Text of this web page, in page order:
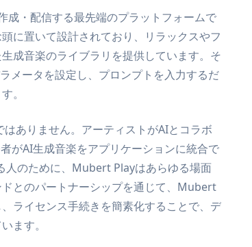
成・配信する最先端のプラットフォームで
に置いて設計されており、リラックスやフ
成音楽のライブラリを提供しています。そ
メータを設定し、プロンプトを入力するだ
。
ありません。アーティストがAIとコラボ
がAI生成音楽をアプリケーションに統合で
人のために、Mubert Playはあらゆる場面
とのパートナーシップを通じて、Mubert
ライセンス手続きを簡素化することで、デ
ます。